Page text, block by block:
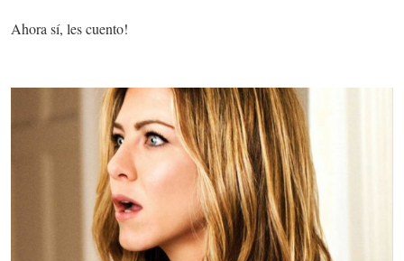
Ahora sí, les cuento!